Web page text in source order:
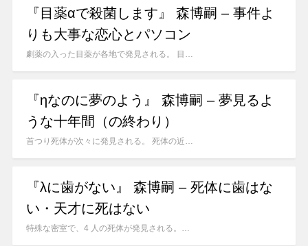
『目薬αで殺菌します』 森博嗣 – 事件よ
りも大事な恋心とパソコン
劇薬の入った目薬が各地で発見される。 目…
『ηなのに夢のよう』 森博嗣 – 夢見るよ
うな十年間（の終わり）
首つり死体が次々に発見される。 死体の近…
『λに歯がない』 森博嗣 – 死体に歯はな
い・天才に死はない
特殊な密室で、4 人の死体が発見される。…